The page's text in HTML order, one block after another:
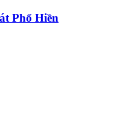
Phổ Hiền